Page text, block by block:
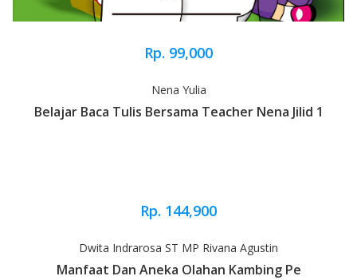
Rp. 99,000
Nena Yulia
Belajar Baca Tulis Bersama Teacher Nena Jilid 1
Rp. 144,900
Dwita Indrarosa ST MP Rivana Agustin
Manfaat Dan Aneka Olahan Kambing Pe